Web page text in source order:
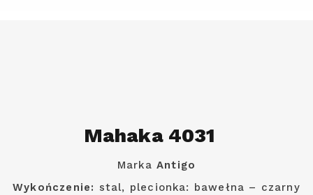
Mahaka 4031
Marka Antigo
Wykończenie: stal, plecionka: bawełna – czarny